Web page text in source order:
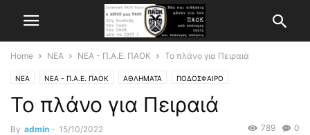
Home ΝΕΑ ΝΕΑ - Π.Α.Ε. ΠΑΟΚ Το πλάνο για Πειραιά
ΝΕΑ ΝΕΑ - Π.Α.Ε. ΠΑΟΚ ΑΘΛΗΜΑΤΑ ΠΟΔΟΣΦΑΙΡΟ
Το πλάνο για Πειραιά
By admin - 15/10/2022 0
789